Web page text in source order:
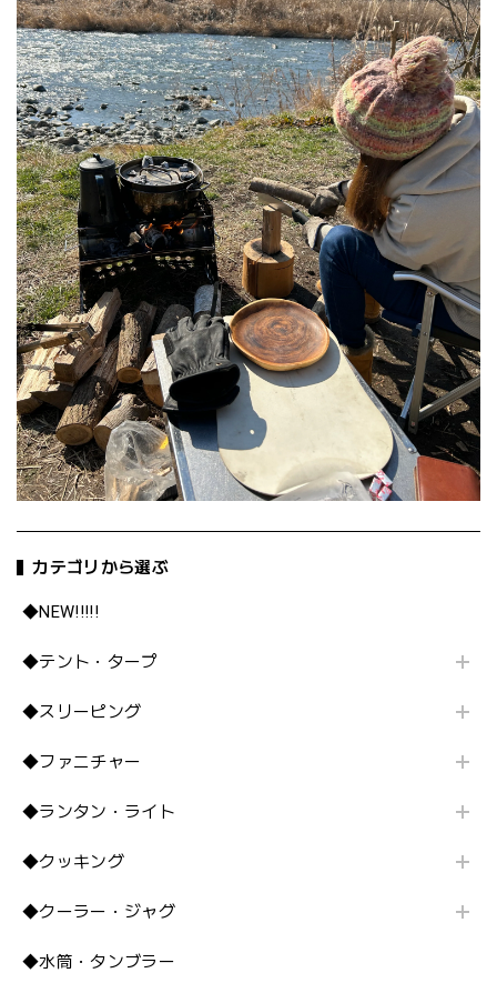
カテゴリから選ぶ
◆NEW!!!!!
◆テント・タープ
◆スリーピング
◆ファニチャー
◆ランタン・ライト
◆クッキング
◆クーラー・ジャグ
◆水筒・タンブラー